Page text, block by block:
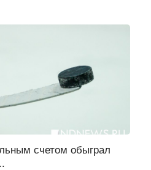
счетом обыграл